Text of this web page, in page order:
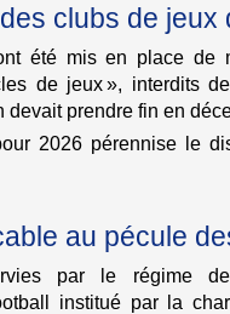
clubs de jeux
été mis en place de
de jeux », interdits
devait prendre fin en
2026 pérennise le
au pécule
par le régime
institué par la